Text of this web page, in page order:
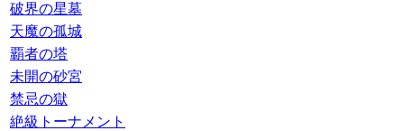
破界の星墓
天魔の孤城
覇者の塔
未開の砂宮
禁忌の獄
絶級トーナメント